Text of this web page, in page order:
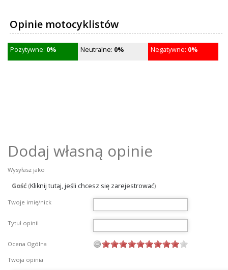
Opinie motocyklistów
Pozytywne: 0% Neutralne: 0% Negatywne: 0%
Dodaj własną opinie
Wysyłasz jako
Gość (Kliknij tutaj, jeśli chcesz się zarejestrować)
Twoje imię/nick
Tytuł opinii
Ocena Ogólna
Twoja opinia